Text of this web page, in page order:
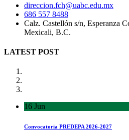
direccion.fch@uabc.edu.mx
686 557 8488
Calz. Castellón s/n, Esperanza
Mexicali, B.C.
LATEST POST
16 Jun
Convocatoria PREDEPA 2026-2027